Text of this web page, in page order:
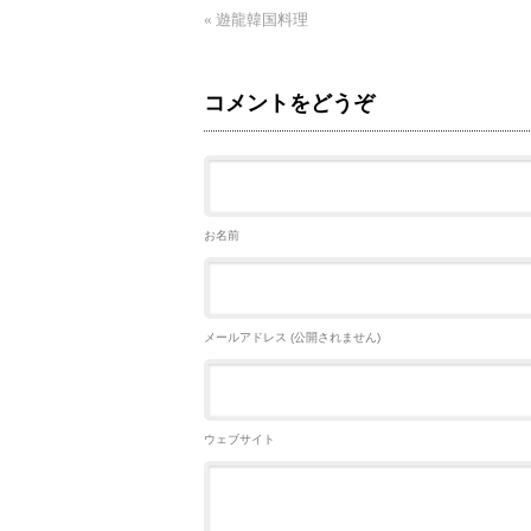
« 遊龍韓国料理
コメントをどうぞ
お名前
メールアドレス (公開されません)
ウェブサイト